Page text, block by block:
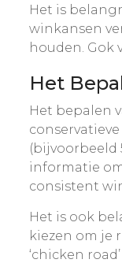
Het is
winkansen
houden. Gok
Het
Het bepalen
(bijvoorbeeld
informatie
consistent
Het is ook
kiezen om je
‘chicken